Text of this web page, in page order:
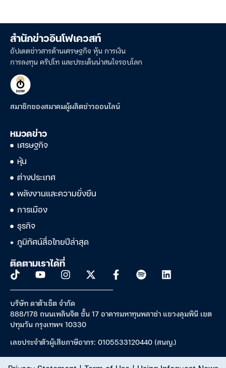
สำนักข่าวอินโฟเควสท์
อัปเดตข่าวสารด้านเศรษฐกิจ หุ้น การเงิน
การลงทุน คริปโท และประเด็นน่าสนใจรอบโลก
สมาชิกของสมาคมผู้ผลิตข่าวออนไลน์
หมวดข่าว
เศรษฐกิจ
หุ้น
ต่างประเทศ
พลังงานและความยั่งยืน
การเมือง
ธุรกิจ
ภูมิทัศน์สื่อไทยปีล่าสุด
ติดตามเราได้ที่
บริษัท ดาต้าเซ็ต จำกัด
888/178 ถนนเพลินจิต ชั้น 17 อาคารมหาทุนพลาซ่า แขวงลุมพินี เขต
ปทุมวัน กรุงเทพฯ 10330
เลขประจำตัวผู้เสียภาษีอากร: 0105533120440 (สนญ.)